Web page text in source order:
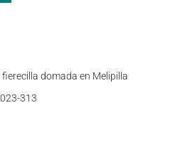
domada en Melipilla
313